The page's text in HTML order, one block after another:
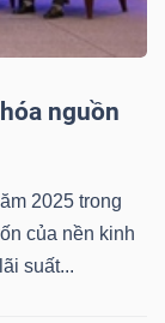
nguồn
2025 trong
của nền kinh
suất...